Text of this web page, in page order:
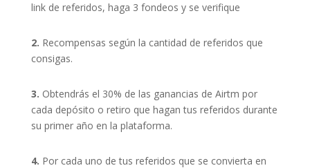
link de referidos, haga 3 fondeos y se verifique
2. Recompensas según la cantidad de referidos que
consigas.
3. Obtendrás el 30% de las ganancias de Airtm por
cada depósito o retiro que hagan tus referidos durante
su primer año en la plataforma.
4. Por cada uno de tus referidos que se convierta en